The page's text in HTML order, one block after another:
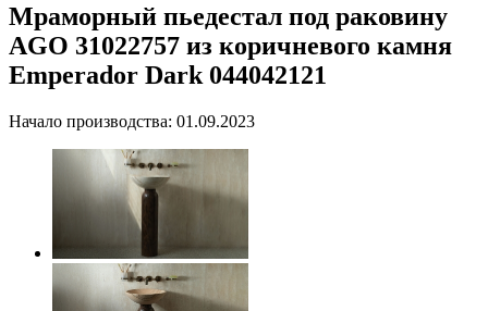
Мраморный пьедестал под раковину
AGO 31022757 из коричневого камня
Emperador Dark 044042121
Начало производства: 01.09.2023